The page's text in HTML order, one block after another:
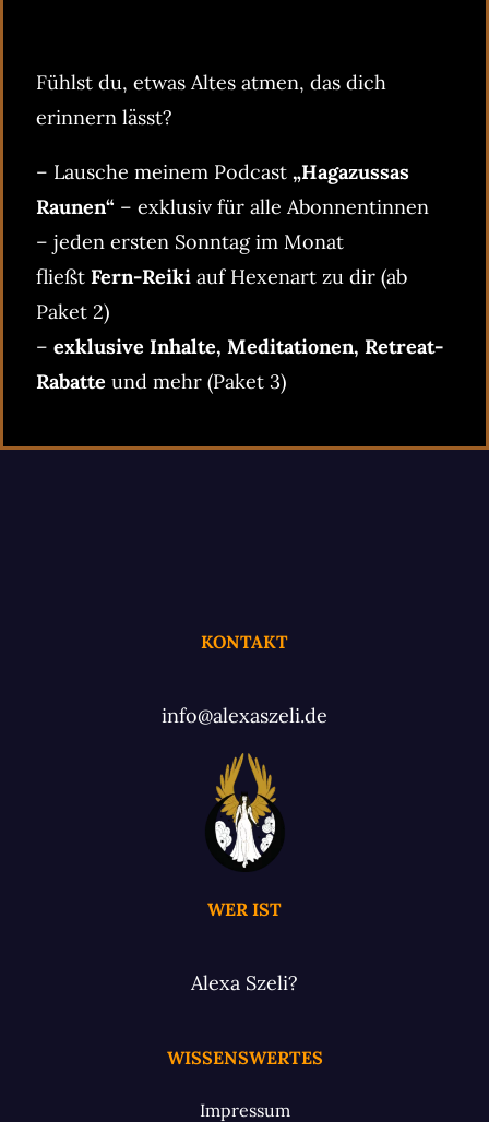
Fühlst du, etwas Altes atmen, das dich
erinnern lässt?
– Lausche meinem Podcast „Hagazussas
Raunen“ – exklusiv für alle Abonnentinnen
– jeden ersten Sonntag im Monat
fließt Fern-Reiki auf Hexenart zu dir (ab
Paket 2)
– exklusive Inhalte, Meditationen, Retreat-
Rabatte und mehr (Paket 3)
KONTAKT
info@alexaszeli.de
WER IST
Alexa Szeli?
WISSENSWERTES
Impressum